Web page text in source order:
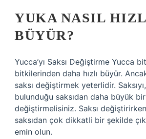
YUKA NASIL
BÜYÜR?
Yucca’yı Saksı Değiştirme Yucca
bitkilerinden daha hızlı büyür.
saksı değiştirmek yeterlidir.
bulunduğu saksıdan daha büyük bir
değiştirmelisiniz. Saksı
saksıdan çok dikkatli bir şekilde
emin olun.